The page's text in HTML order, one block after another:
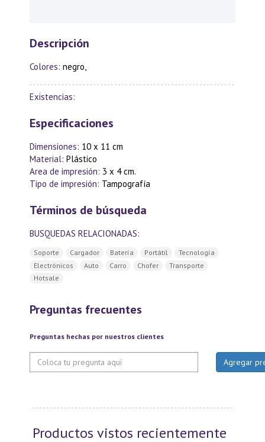
Descripción
Colores: negro,
Existencias:
Especificaciones
Dimensiones: 10 x 11 cm
Material: Plástico
Area de impresión: 3 x 4 cm.
Tipo de impresión: Tampografía
Términos de búsqueda
BUSQUEDAS RELACIONADAS:
Soporte Cargador Batería Portátil
Tecnología
Electrónicos
Auto Carro Chofer
Transporte
Hotsale
Preguntas frecuentes
Preguntas hechas por nuestros clientes
Productos vistos recientemente